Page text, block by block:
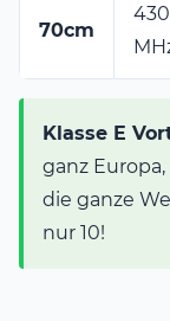
70cm
Klasse E
ganz
die ganze
nur 10!